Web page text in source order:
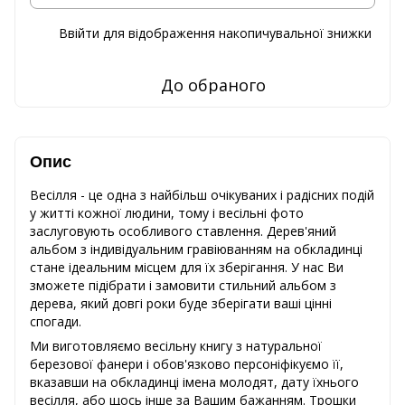
Ввійти для відображення накопичувальної знижки
До обраного
Опис
Весілля - це одна з найбільш очікуваних і радісних подій
у житті кожної людини, тому і весільні фото
заслуговують особливого ставлення. Дерев'яний
альбом з індивідуальним гравіюванням на обкладинці
стане ідеальним місцем для їх зберігання. У нас Ви
зможете підібрати і замовити стильний альбом з
дерева, який довгі роки буде зберігати ваші цінні
спогади.
Ми виготовляємо весільну книгу з натуральної
березової фанери і обов'язково персоніфікуємо її,
вказавши на обкладинці імена молодят, дату їхнього
весілля, або щось інше за Вашим бажанням. Трошки